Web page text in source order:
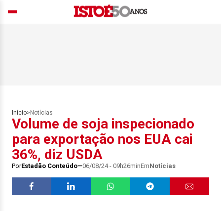
Início> Notícias
Volume de soja inspecionado
para exportação nos EUA cai
36%, diz USDA
PorEstadão Conteúdo 06/08/24 - 09h26minEmNotícias